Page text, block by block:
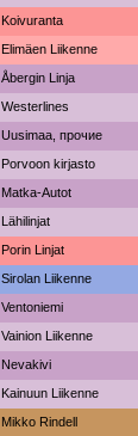
Koivuranta
Elimäen Liikenne
Åbergin Linja
Westerlines
Uusimaa, прочие
Porvoon kirjasto
Matka-Autot
Lähilinjat
Porin Linjat
Sirolan Liikenne
Ventoniemi
Vainion Liikenne
Nevakivi
Kainuun Liikenne
Mikko Rindell